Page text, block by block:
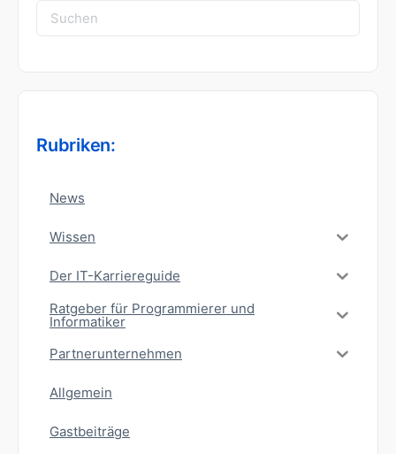
Suchen
nach:
Rubriken:
News
Wissen
Der IT-Karriereguide
Ratgeber für Programmierer und
Informatiker
Partnerunternehmen
Allgemein
Gastbeiträge